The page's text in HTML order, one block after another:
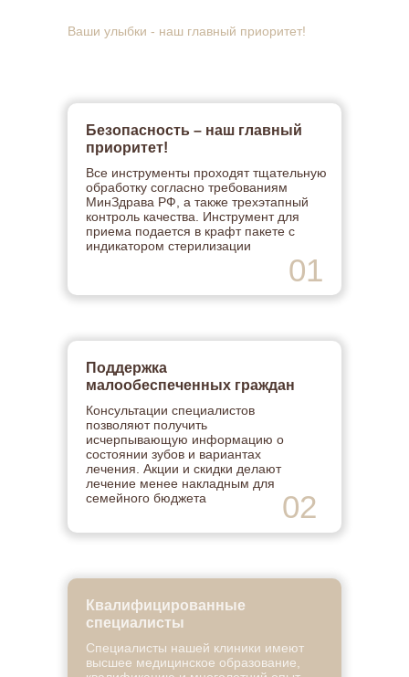
Ваши улыбки - наш главный приоритет!
Безопасность – наш главный
приоритет!
Поддержка
малообеспеченных граждан
Квалифицированные
специалисты
Все инструменты проходят тщательную
обработку согласно требованиям
МинЗдрава РФ, а также трехэтапный
контроль качества. Инструмент для
приема подается в крафт пакете с
индикатором стерилизации
Консультации специалистов
позволяют получить
исчерпывающую информацию о
состоянии зубов и вариантах
лечения. Акции и скидки делают
лечение менее накладным для
семейного бюджета
Специалисты нашей клиники имеют
высшее медицинское образование,
01
02